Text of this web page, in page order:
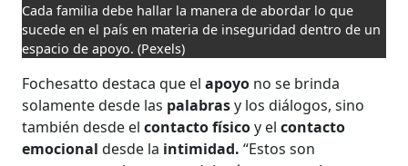
Cada familia debe hallar la manera de abordar lo que
sucede en el país en materia de inseguridad dentro de un
espacio de apoyo. (Pexels)
Fochesatto destaca que elapoyo no se brinda
solamente desde las palabrasy los diálogos, sino
también desde elcontacto físicoy el contacto
emocionaldesde la intimidad. “Estos son